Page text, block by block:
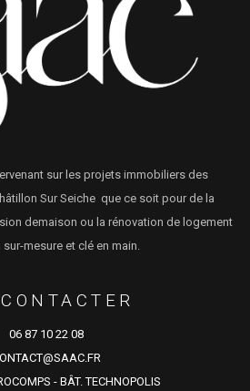
sur les projets immobiliers des
Sur Seiche que ce soit pour de la
demaison ou la rénovation de logement
mesure et clé en main.
06 87 10 22 08
- BÂT. TECHNOPOLIS